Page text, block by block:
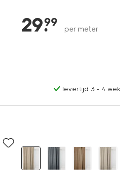
29.
99
per meter
levertijd 3 - 4